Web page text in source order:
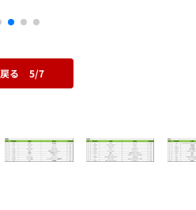
る 5/7